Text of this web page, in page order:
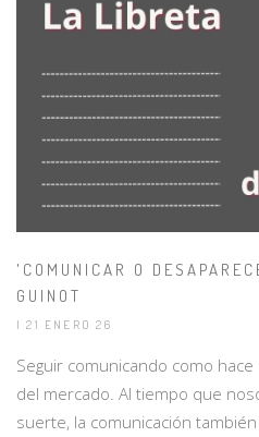
'COMUNICAR O
GUINOT
| 21 ENERO 26
Seguir comunicando como
del mercado. Al tiempo que
suerte, la comunicación